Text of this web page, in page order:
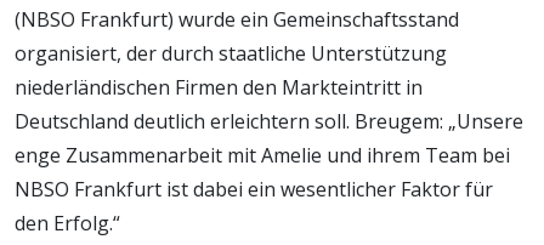
(NBSO Frankfurt) wurde ein Gemeinschaftsstand
organisiert, der durch staatliche Unterstützung
niederländischen Firmen den Markteintritt in
Deutschland deutlich erleichtern soll. Breugem: „Unsere
enge Zusammenarbeit mit Amelie und ihrem Team bei
NBSO Frankfurt ist dabei ein wesentlicher Faktor für
den Erfolg.“